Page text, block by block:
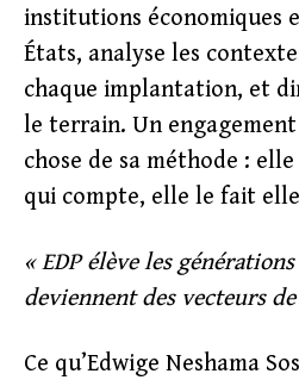
institutions économiques
États, analyse les
chaque implantation, et
le terrain. Un
chose de sa méthode :
qui compte, elle le fait
« EDP élève les
deviennent des vecteurs
Ce qu’Edwige Neshama